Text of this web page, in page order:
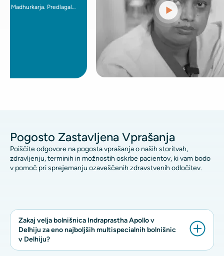
Predlagal
Pogosto Zastavljena Vprašanja
Poiščite odgovore na pogosta vprašanja o naših storitvah,
zdravljenju, terminih in možnostih oskrbe pacientov, ki vam bodo
v pomoč pri sprejemanju ozaveščenih zdravstvenih odločitev.
Zakaj velja bolnišnica Indraprastha Apollo v
Delhiju za eno najboljših multispecialnih bolnišnic
v Delhiju?